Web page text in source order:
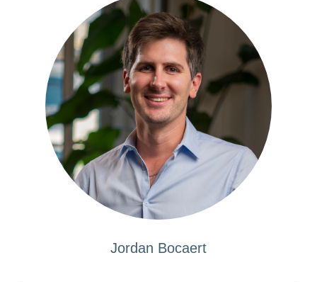
Jordan Bocaert